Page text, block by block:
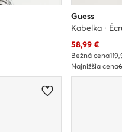
Guess
Kabelka ·
Aktuálna cena
58,99 €
Bežná cena
Najnižšia cena